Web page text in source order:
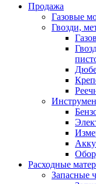
Продажа
Газовые
Гвозди,
Расходные
Запасные